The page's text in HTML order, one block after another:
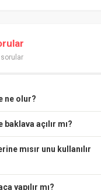
sorular
ne olur?
baklava açılır mı?
mısır unu kullanılır
yapılır mı?